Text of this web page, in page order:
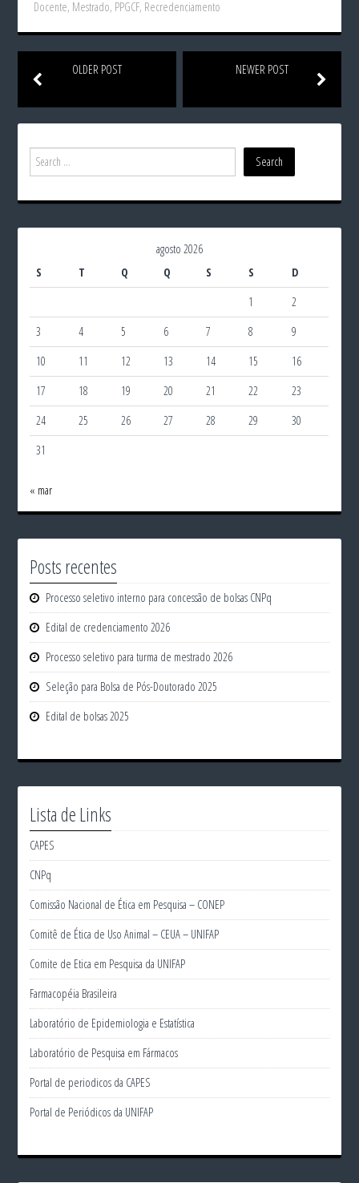
Docente, Mestrado, PPGCF, Recredenciamento
OLDER POST NEWER POST
agosto 2026
S
T Q Q S S
D
1
2
3
4 5 6 7 8
9
10
11 12 13 14 15
16
17
18 19 20 21 22
23
24
25 26 27 28 29
30
31
« mar
Posts recentes
Processo seletivo interno para concessão de bolsas CNPq
Edital de credenciamento 2026
Processo seletivo para turma de mestrado 2026
Seleção para Bolsa de Pós-Doutorado 2025
Edital de bolsas 2025
Lista de Links
CAPES
CNPq
Comissão Nacional de Ética em Pesquisa – CONEP
Comitê de Ética de Uso Animal – CEUA – UNIFAP
Comite de Etica em Pesquisa da UNIFAP
Farmacopéia Brasileira
Laboratório de Epidemiologia e Estatística
Laboratório de Pesquisa em Fármacos
Portal de periodicos da CAPES
Portal de Periódicos da UNIFAP